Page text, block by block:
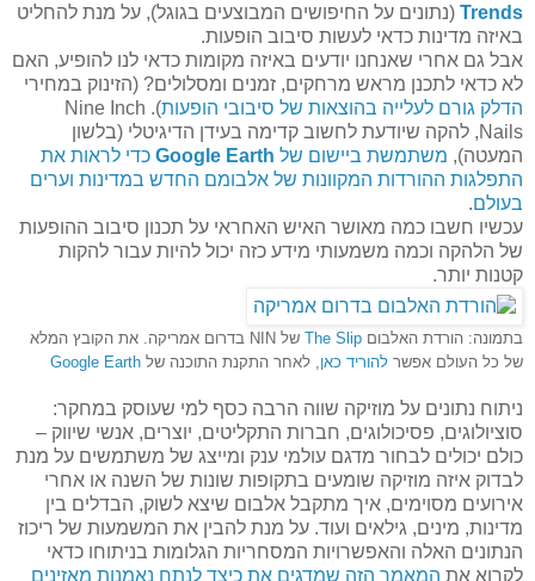
Trends (נתונים על החיפושים המבוצעים בגוגל), על מנת להחליט
באיזה מדינות כדאי לעשות סיבוב הופעות.
אבל גם אחרי שאנחנו יודעים באיזה מקומות כדאי לנו להופיע, האם
לא כדאי לתכנן מראש מרחקים, זמנים ומסלולים? (הזינוק במחירי
הדלק גורם לעלייה בהוצאות של סיבובי הופעות
). Nine Inch
Nails, להקה שיודעת לחשוב קדימה בעידן הדיגיטלי (בלשון
המעטה), משתמשת ביישום של Google Earth כדי לראות את
התפלגות ההורדות המקוונות של אלבומם החדש במדינות וערים
בעולם.
עכשיו חשבו כמה מאושר האיש האחראי על תכנון סיבוב ההופעות
של הלהקה וכמה משמעותי מידע כזה יכול להיות עבור להקות
קטנות יותר.
בתמונה: הורדת האלבום The Slip
של NIN בדרום אמריקה. את הקובץ המלא
של כל העולם אפשר להוריד כאן , לאחר התקנת התוכנה של Google Earth
ניתוח נתונים על מוזיקה שווה הרבה כסף למי שעוסק במחקר:
סוציולוגים, פסיכולוגים, חברות התקליטים, יוצרים, אנשי שיווק –
כולם יכולים לבחור מדגם עולמי ענק ומייצג של משתמשים על מנת
לבדוק איזה מוזיקה שומעים בתקופות שונות של השנה או אחרי
אירועים מסוימים, איך מתקבל אלבום שיצא לשוק, הבדלים בין
מדינות, מינים, גילאים ועוד. על מנת להבין את המשמעות של ריכוז
הנתונים האלה והאפשרויות המסחריות הגלומות בניתוחו כדאי
לקרוא את המאמר הזה שמדגים את כיצד לנתח נאמנות מאזינים